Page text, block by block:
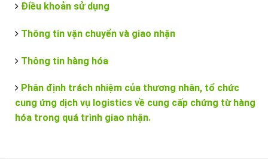
Điều khoản sử dụng
Thông tin vận chuyển và giao nhận
Thông tin hàng hóa
Phân định trách nhiệm của thương nhân, tổ chức
cung ứng dịch vụ logistics về cung cấp chứng từ hàng
hóa trong quá trình giao nhận.